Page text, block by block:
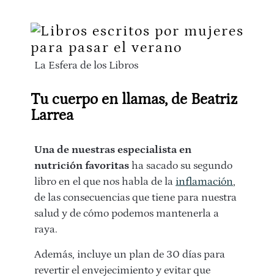
La Esfera de los Libros
Tu cuerpo en llamas, de Beatriz
Larrea
Una de nuestras especialista en
nutrición favoritas ha sacado su segundo
libro en el que nos habla de la inflamación,
de las consecuencias que tiene para nuestra
salud y de cómo podemos mantenerla a
raya.
Además, incluye un plan de 30 días para
revertir el envejecimiento y evitar que